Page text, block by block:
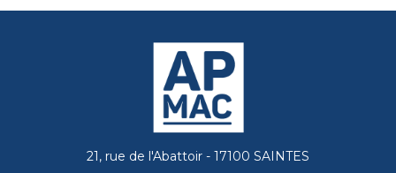
21, rue de l'Abattoir - 17100 SAINTES